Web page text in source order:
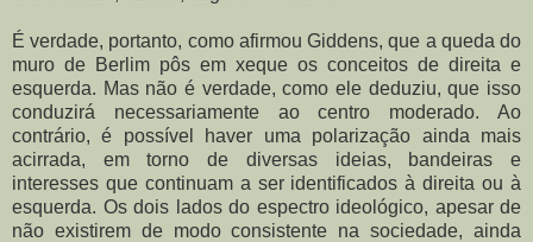
É verdade, portanto, como afirmou Giddens, que a queda do
muro de Berlim pôs em xeque os conceitos de direita e
esquerda. Mas não é verdade, como ele deduziu, que isso
conduzirá necessariamente ao centro moderado. Ao
contrário, é possível haver uma polarização ainda mais
acirrada, em torno de diversas ideias, bandeiras e
interesses que continuam a ser identificados à direita ou à
esquerda. Os dois lados do espectro ideológico, apesar de
não existirem de modo consistente na sociedade, ainda